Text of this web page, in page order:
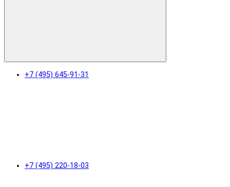
+7 (495) 645-91-31
+7 (495) 220-18-03